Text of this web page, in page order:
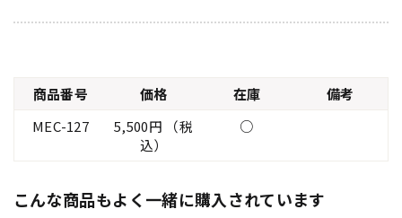
商品番号 価格 在庫
備考
MEC-127
5,500円 （税
込）
○
こんな商品もよく一緒に購入されています